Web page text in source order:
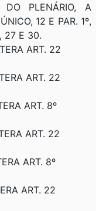
DO PLENÁRIO, A
12 E PAR. 1º,
27 E 30.
ART. 22
ART. 22
ART. 8º
ART. 22
ART. 8º
ART. 22